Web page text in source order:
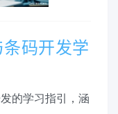
码开发学
的学习指引，涵